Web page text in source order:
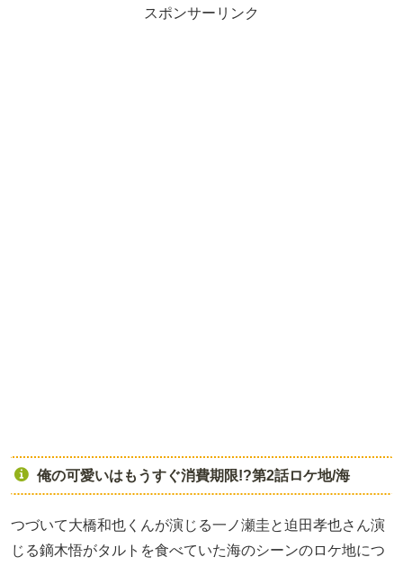
スポンサーリンク
俺の可愛いはもうすぐ消費期限!?第2話ロケ地/海
つづいて大橋和也くんが演じる一ノ瀬圭と迫田孝也さん演
じる鏑木悟がタルトを食べていた海のシーンのロケ地につ